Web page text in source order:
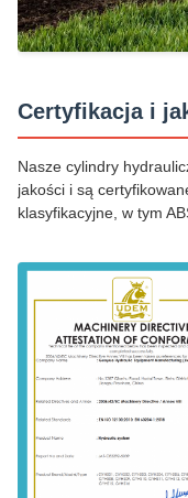
Certyfikacja i
Nasze cylindry
jakości i są
klasyfikacyjne, w tym